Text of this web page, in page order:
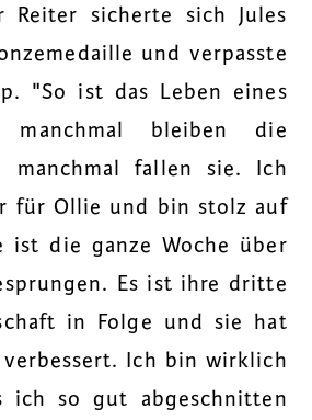
Reiter sicherte sich Jules
und verpasste
"So ist das Leben eines
manchmal bleiben die
manchmal fallen sie. Ich
für Ollie und bin stolz auf
ist die ganze Woche über
Es ist ihre dritte
in Folge und sie hat
verbessert. Ich bin wirklich
ich so gut abgeschnitten